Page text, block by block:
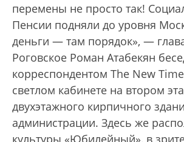
перемены не просто так!
Пенсии подняли до уровня
деньги — там порядок», —
Роговское Роман Атабекян
корреспондентом The New
светлом кабинете на втором
двухэтажного кирпичного
администрации. Здесь же
культуры «Юбилейный», в